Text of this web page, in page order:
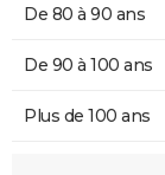
De 80 à 90 ans
De 90 à 100 ans
Plus de 100 ans